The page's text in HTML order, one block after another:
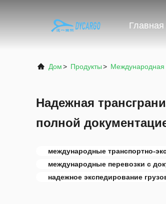
Дом> Продукты> Международная
Надежная
полной
международные транспортно-
международные перевозки с
надежное экспедирование